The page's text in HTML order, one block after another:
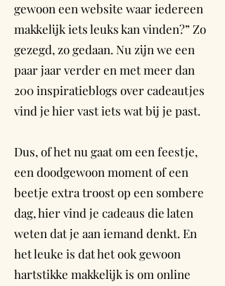
gewoon een website waar iedereen
makkelijk iets leuks kan vinden?” Zo
gezegd, zo gedaan. Nu zijn we een
paar jaar verder en met meer dan
200 inspiratieblogs over cadeautjes
vind je hier vast iets wat bij je past.
Dus, of het nu gaat om een feestje,
een doodgewoon moment of een
beetje extra troost op een sombere
dag, hier vind je cadeaus die laten
weten dat je aan iemand denkt. En
het leuke is dat het ook gewoon
hartstikke makkelijk is om online